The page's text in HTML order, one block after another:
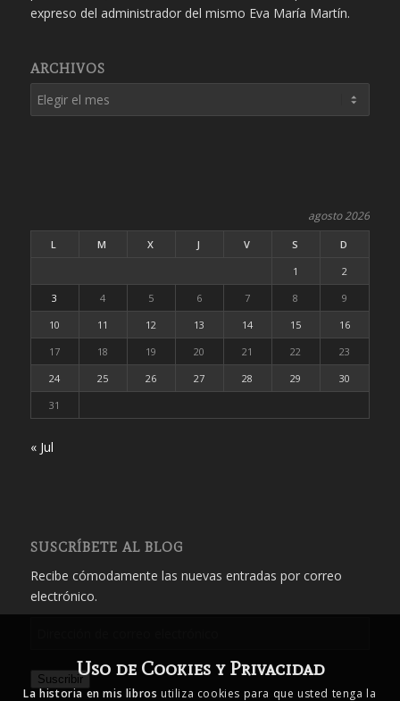
expreso del administrador del mismo Eva María Martín.
ARCHIVOS
agosto 2026
L M X J V S
D
1
2
3
4 5 6 7 8
9
10
11 12 13 14 15
16
17
18 19 20 21 22
23
24
25 26 27 28 29
30
31
« Jul
SUSCRÍBETE AL BLOG
Recibe cómodamente las nuevas entradas por correo
electrónico.
correo
electrónico
SuscribirUso de Cookies y Privacidad
La historia en mis libros utiliza cookies para que usted tenga la